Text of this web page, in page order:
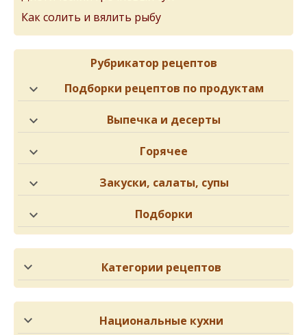
Как солить и вялить рыбу
Рубрикатор рецептов
Подборки рецептов по продуктам
Выпечка и десерты
Горячее
Закуски, салаты, супы
Подборки
Категории рецептов
Национальные кухни